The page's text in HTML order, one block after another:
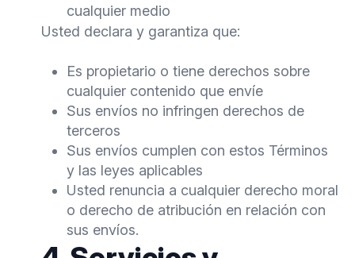
cualquier medio
Usted declara y garantiza que:
Es propietario o tiene derechos sobre
cualquier contenido que envíe
Sus envíos no infringen derechos de
terceros
Sus envíos cumplen con estos Términos
y las leyes aplicables
Usted renuncia a cualquier derecho moral
o derecho de atribución en relación con
sus envíos.